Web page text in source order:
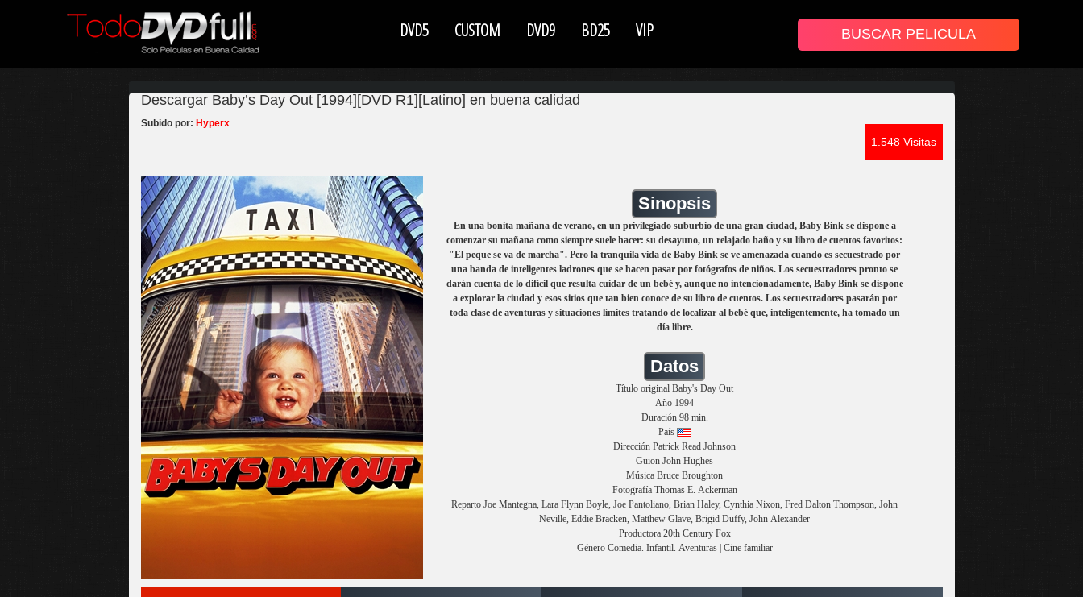
DVD5 CUSTOM DVD9 BD25 VIP
Descargar Baby’s Day Out [1994][DVD R1][Latino] en buena calidad
1.548 Visitas
Subido por: Hyperx
Sinopsis
En una bonita mañana de verano, en un privilegiado suburbio de una gran ciudad, Baby Bink se dispone a
comenzar su mañana como siempre suele hacer: su desayuno, un relajado baño y su libro de cuentos favoritos:
"El peque se va de marcha". Pero la tranquila vida de Baby Bink se ve amenazada cuando es secuestrado por
una banda de inteligentes ladrones que se hacen pasar por fotógrafos de niños. Los secuestradores pronto se
darán cuenta de lo difícil que resulta cuidar de un bebé y, aunque no intencionadamente, Baby Bink se dispone
a explorar la ciudad y esos sitios que tan bien conoce de su libro de cuentos. Los secuestradores pasarán por
toda clase de aventuras y situaciones límites tratando de localizar al bebé que, inteligentemente, ha tomado un
día libre.
Datos
Título original Baby's Day Out
Año 1994
Duración 98 min.
País
Dirección Patrick Read Johnson
Guion John Hughes
Música Bruce Broughton
Fotografía Thomas E. Ackerman
Reparto Joe Mantegna, Lara Flynn Boyle, Joe Pantoliano, Brian Haley, Cynthia Nixon, Fred Dalton Thompson, John
Neville, Eddie Bracken, Matthew Glave, Brigid Duffy, John Alexander
Productora 20th Century Fox
Género Comedia. Infantil. Aventuras | Cine familiar